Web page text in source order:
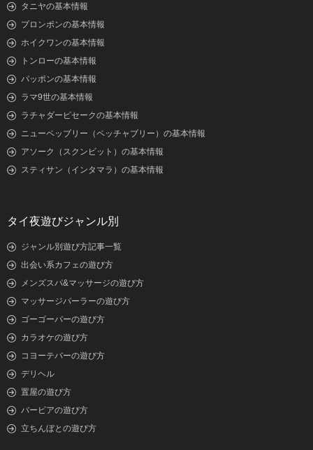
タニヤの基本情報
プロンポンの基本情報
ホイクワンの基本情報
トンローの基本情報
パッポンの基本情報
ラマ9世の基本情報
ラチャダーピセークの基本情報
ニューペッブリー（ペッチャブリー）の基本情報
アソーク（スクンビット）の基本情報
スティサン（インタマラ）の基本情報
タイ夜遊びジャンル別
ジャンル別遊び方記事一覧
出会い系カフェの遊び方
メンズスパ&マッサージの遊び方
マッサージパーラーの遊び方
ゴーゴーバーの遊び方
カラオケの遊び方
コヨーテバーの遊び方
デリヘル
置屋の遊び方
バービアの遊び方
立ちんぼとの遊び方